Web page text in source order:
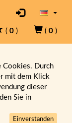
( 0 ) ( 0 )
Cookies. Durch
mit dem Klick
dieser
Sie in
Einverstanden